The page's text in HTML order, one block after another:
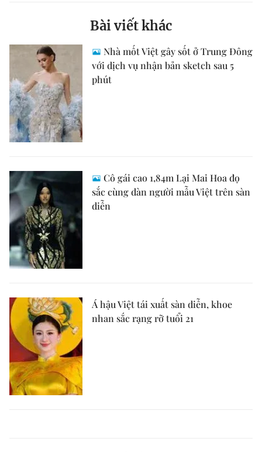
Bài viết khác
Nhà mốt Việt gây sốt ở Trung Đông
với dịch vụ nhận bản sketch sau 5
phút
Cô gái cao 1,84m Lại Mai Hoa đọ
sắc cùng dàn người mẫu Việt trên sàn
diễn
Á hậu Việt tái xuất sàn diễn, khoe
nhan sắc rạng rỡ tuổi 21